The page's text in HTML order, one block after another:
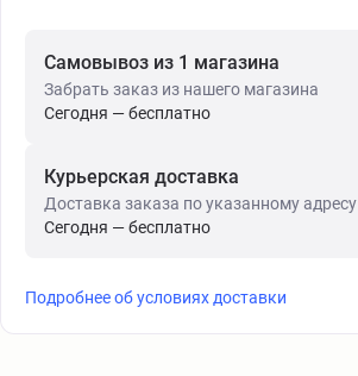
Самовывоз из 1 магазина
Забрать заказ из нашего магазина
Сегодня — бесплатно
Курьерская доставка
Доставка заказа по указанному адресу
Сегодня — бесплатно
Подробнее об условиях доставки